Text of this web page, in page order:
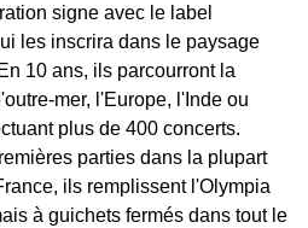
signe avec le label
les inscrira dans le paysage
10 ans, ils parcourront la
mer, l'Europe, l'Inde ou
plus de 400 concerts.
parties dans la plupart
ils remplissent l'Olympia
à guichets fermés dans tout le